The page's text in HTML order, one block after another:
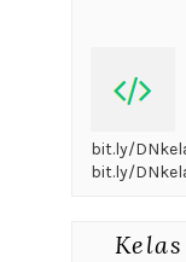
bit.ly/
bit.ly/